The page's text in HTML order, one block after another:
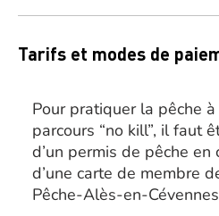
Tarifs et modes de
Pour pratiquer la pêche
parcours “no kill”, il faut
d’un permis de pêche
d’une carte de membre
Pêche-Alès-en-